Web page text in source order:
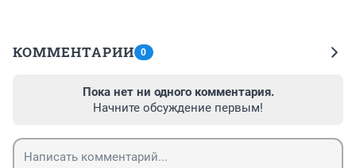
КОММЕНТАРИИ 0
Пока нет ни одного комментария.
Начните обсуждение первым!